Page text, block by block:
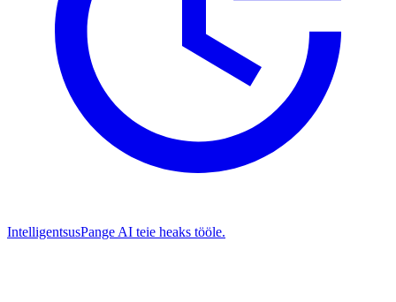
IntelligentsusPange AI teie heaks tööle.